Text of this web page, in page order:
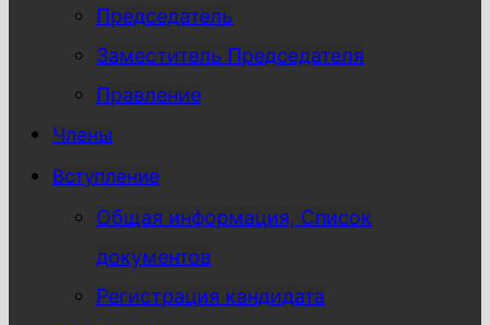
Председатель
Заместитель Председателя
Правление
Члены
Вступление
Общая информация, Список
документов
Регистрация кандидата